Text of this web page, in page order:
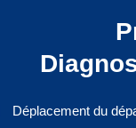
Déplacement du